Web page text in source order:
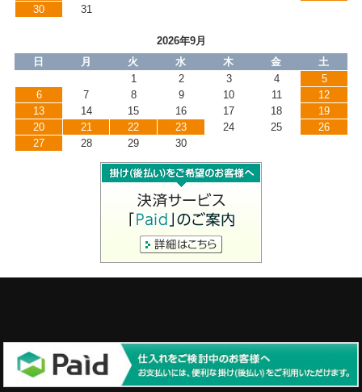
30
31
2026年9月
日
月 火 水 木 金
土
1
2 3 4
5
6
7 8 9 10 11
12
13
14 15 16 17 18
19
20
21 22 23 24 25
26
27
28 29 30